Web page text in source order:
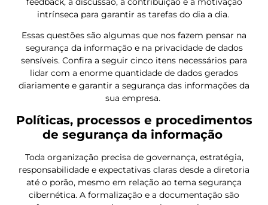
intrínseca para garantir as tarefas do dia a dia.
Essas questões são algumas que nos fazem pensar na
segurança da informação e na privacidade de dados
sensíveis. Confira a seguir cinco itens necessários para
lidar com a enorme quantidade de dados gerados
diariamente e garantir a segurança das informações da
sua empresa.
Políticas, processos e procedimentos
de segurança da informação
Toda organização precisa de governança, estratégia,
responsabilidade e expectativas claras desde a diretoria
até o porão, mesmo em relação ao tema segurança
cibernética. A formalização e a documentação são